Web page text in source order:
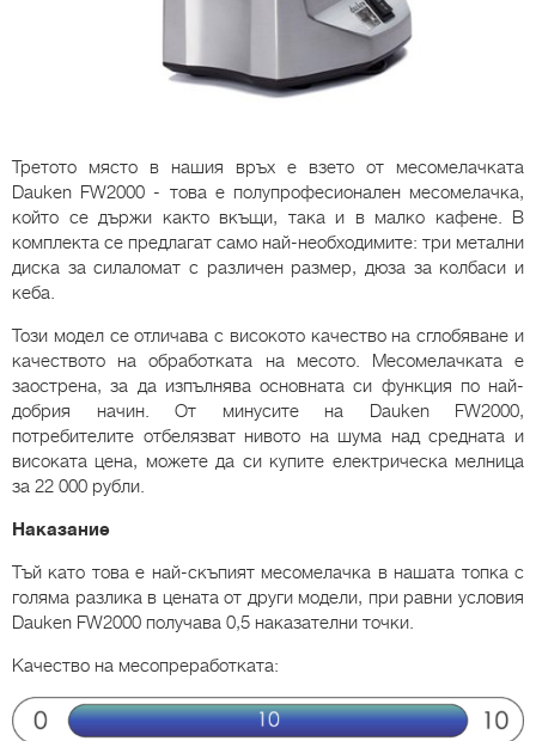
Третото място в нашия връх е взето от месомелачката
Dauken FW2000 - това е полупрофесионален месомелачка,
който се държи както вкъщи, така и в малко кафене. В
комплекта се предлагат само най-необходимите: три метални
диска за силаломат с различен размер, дюза за колбаси и
кеба.
Този модел се отличава с високото качество на сглобяване и
качеството на обработката на месото. Месомелачката е
заострена, за да изпълнява основната си функция по най-
добрия начин. От минусите на Dauken FW2000,
потребителите отбелязват нивото на шума над средната и
високата цена, можете да си купите електрическа мелница
за 22 000 рубли.
Наказание
Тъй като това е най-скъпият месомелачка в нашата топка с
голяма разлика в цената от други модели, при равни условия
Dauken FW2000 получава 0,5 наказателни точки.
Качество на месопреработката: